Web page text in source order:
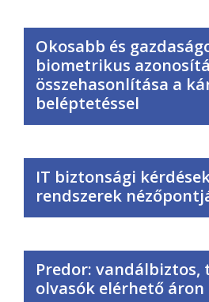
Okosabb és
biometrikus
összehasonlítása a
beléptetéssel
IT biztonsági
rendszerek
Predor:
olvasók elérhető áron